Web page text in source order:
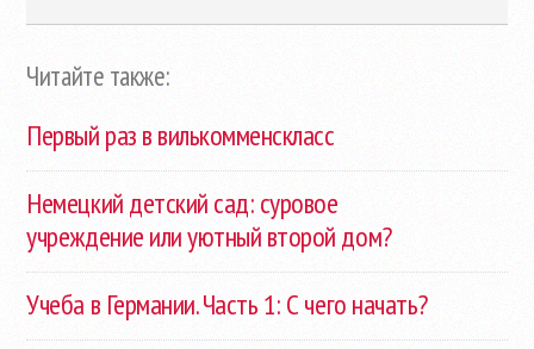
Читайте также:
Первый раз в вилькомменскласс
Немецкий детский сад: суровое
учреждение или уютный второй дом?
Учеба в Германии. Часть 1: С чего начать?